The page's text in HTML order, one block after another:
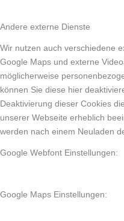
Andere externe Dienste
Wir nutzen auch verschiedene
Google Maps und externe
möglicherweise
können Sie diese hier
Deaktivierung dieser Cookies
unserer Webseite erheblich
werden nach einem Neuladen
Google Webfont Einstellungen:
Google Maps Einstellungen: